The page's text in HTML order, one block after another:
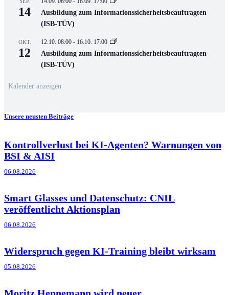
14
Ausbildung zum Informationssicherheitsbeauftragten
(ISB-TÜV)
OKT.
12
12.10. 08:00 - 16.10. 17:00
Ausbildung zum Informationssicherheitsbeauftragten
(ISB-TÜV)
Kalender anzeigen
Unsere neusten Beiträge
Kontrollverlust bei KI-Agenten? Warnungen von
BSI & AISI
06.08.2026
Smart Glasses und Datenschutz: CNIL
veröffentlicht Aktionsplan
06.08.2026
Widerspruch gegen KI-Training bleibt wirksam
05.08.2026
Moritz Hennemann wird neuer